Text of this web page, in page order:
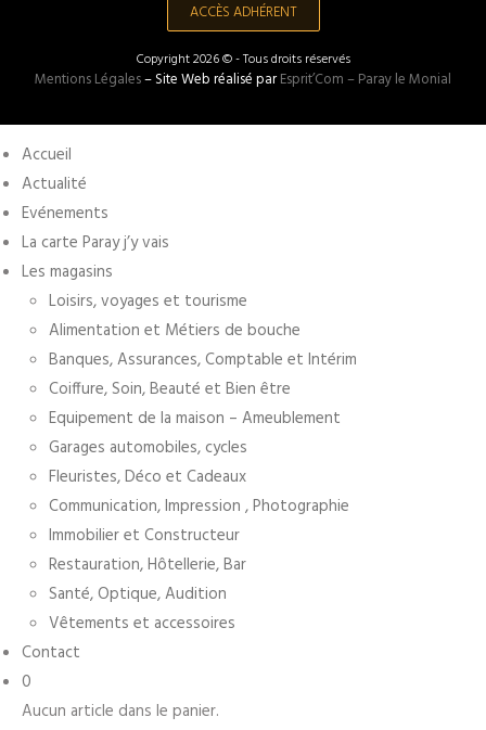
ACCÈS ADHÉRENT
Copyright 2026 © - Tous droits réservés
Mentions Légales– Site Web réalisé parEsprit’Com – Paray le Monial
Accueil
Actualité
Evénements
La carte Paray j’y vais
Les magasins
Loisirs, voyages et tourisme
Alimentation et Métiers de bouche
Banques, Assurances, Comptable et Intérim
Coiffure, Soin, Beauté et Bien être
Equipement de la maison – Ameublement
Garages automobiles, cycles
Fleuristes, Déco et Cadeaux
Communication, Impression , Photographie
Immobilier et Constructeur
Restauration, Hôtellerie, Bar
Santé, Optique, Audition
Vêtements et accessoires
Contact
0
Aucun article dans le panier.